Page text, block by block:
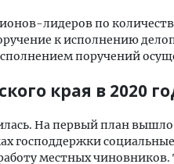
лидеров по
к исполнению
поручений
края в 2020
На первый план
господдержки
местных